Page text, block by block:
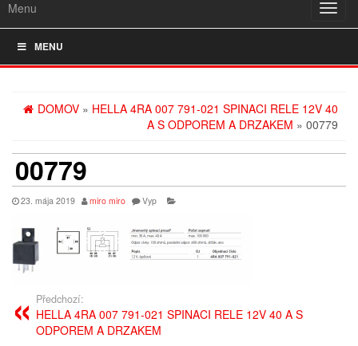
Menu
MENU
DOMOV » HELLA 4RA 007 791-021 SPINACI RELE 12V 40
A S ODPOREM A DRZAKEM » 00779
00779
23. mája 2019 miro miro Vyp
Předchozí:
HELLA 4RA 007 791-021 SPINACI RELE 12V 40 A S
ODPOREM A DRZAKEM